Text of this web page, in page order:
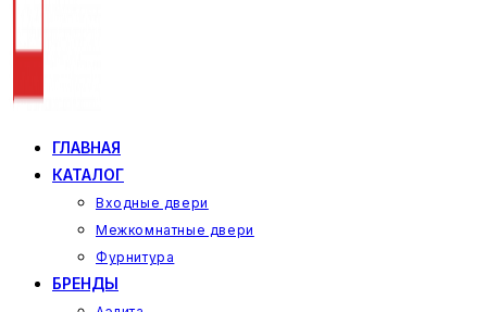
ГЛАВНАЯ
КАТАЛОГ
Входные двери
Межкомнатные двери
Фурнитура
БРЕНДЫ